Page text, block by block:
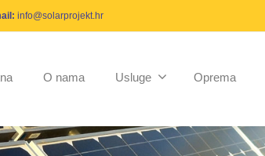
info@solarprojekt.hr
O nama Usluge Oprema